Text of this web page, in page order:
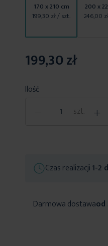
170 x 210 cm
199,30 zł/ szt.
200 x
246,00
Ilość
- szt. +
199,30 zł
Czas realizacji1-2
Darmowa dostawaod